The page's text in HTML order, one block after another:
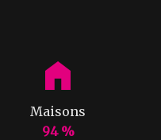
Maisons
94 %